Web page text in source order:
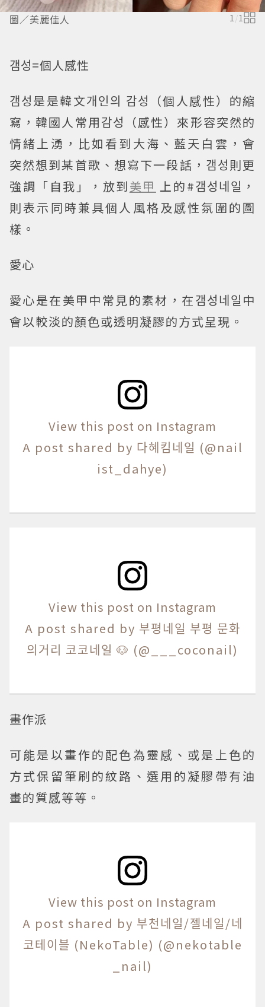
圖／美麗佳人 1 /1
갬성=個人感性
갬성是是韓文개인의 감성（個人感性）的縮
寫，韓國人常用감성（感性）來形容突然的
情緒上湧，比如看到大海、藍天白雲，會
突然想到某首歌、想寫下一段話，갬성則更
強調「自我」，放到美甲 上的#갬성네일，
則表示同時兼具個人風格及感性氛圍的圖
樣。
愛心
愛心是在美甲中常見的素材，在갬성네일中
會以較淡的顏色或透明凝膠的方式呈現。
View this post on Instagram
A post shared by 다혜킴네일 (@nail
ist_dahye)
View this post on Instagram
A post shared by 부평네일 부평 문화
의거리 코코네일 🐶 (@___coconail)
畫作派
可能是以畫作的配色為靈感、或是上色的
方式保留筆刷的紋路、選用的凝膠帶有油
畫的質感等等。
View this post on Instagram
A post shared by 부천네일/젤네일/네
코테이블 (NekoTable) (@nekotable
_nail)